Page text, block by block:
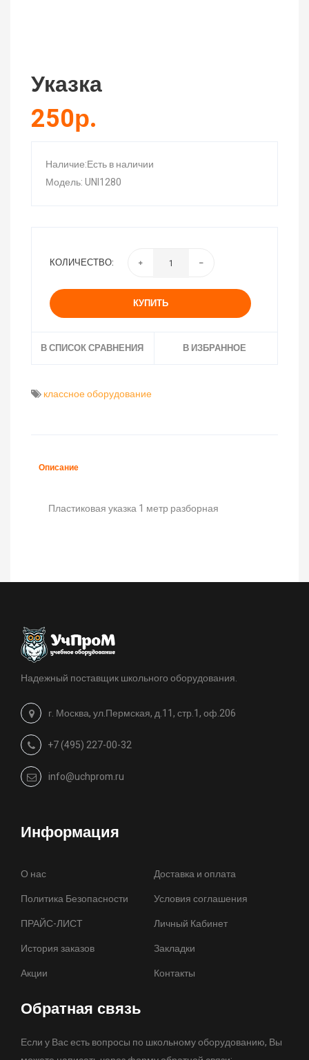
Указка
250р.
Наличие:Есть в наличии
Модель: UNI1280
КОЛИЧЕСТВО:
КУПИТЬ
В СПИСОК СРАВНЕНИЯ В ИЗБРАННОЕ
классное оборудование
Описание
Пластиковая указка 1 метр разборная
Надежный поставщик школьного оборудования.
г. Москва, ул.Пермская, д.11, стр.1, оф.206
+7 (495) 227-00-32
info@uchprom.ru
Информация
О нас
Доставка и оплата
Политика Безопасности
Условия соглашения
ПРАЙС-ЛИСТ
Личный Кабинет
История заказов
Закладки
Акции
Контакты
Обратная связь
Если у Вас есть вопросы по школьному оборудованию, Вы